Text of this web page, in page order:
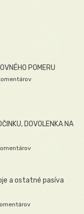
POMERU
DOVOLENKA NA
a ostatné pasíva